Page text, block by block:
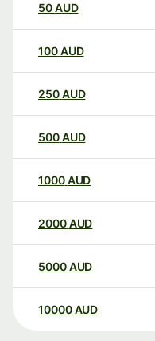
50AUD
100AUD
250AUD
500AUD
1000AUD
2000AUD
5000AUD
10000 AUD